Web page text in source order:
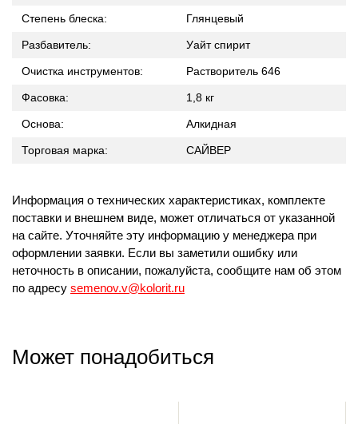
Степень блеска: Глянцевый
Разбавитель: Уайт спирит
Очистка инструментов: Растворитель 646
Фасовка: 1,8 кг
Основа: Алкидная
Торговая марка: САЙВЕР
Информация о технических характеристиках, комплекте
поставки и внешнем виде, может отличаться от указанной
на сайте. Уточняйте эту информацию у менеджера при
оформлении заявки. Если вы заметили ошибку или
неточность в описании, пожалуйста, сообщите нам об этом
по адресу semenov.v@kolorit.ru
Может понадобиться